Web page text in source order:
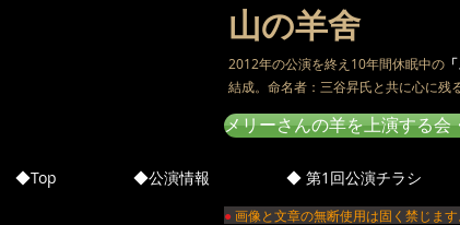
山の羊舍
2012年の公演を終え10年間休眠中の
結成。命名者：三谷昇氏と共に心に残
メリーさんの羊を上演する
◆Top ◆公演情報 ◆ 第1回公演チラシ
●画像と文章の無断使用は固く禁じま